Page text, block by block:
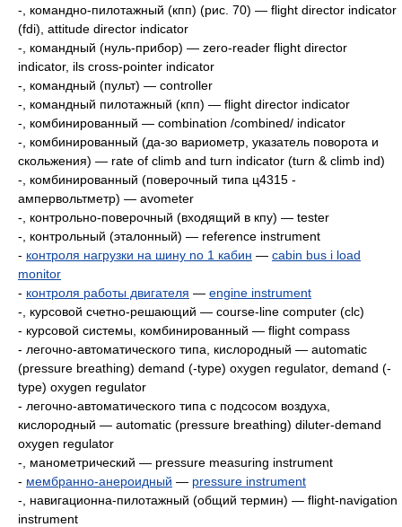
-, командно-пилотажный (кпп) (рис. 70) — flight director indicator
(fdi), attitude director indicator
-, командный (нуль-прибор) — zero-reader flight director
indicator, ils cross-pointer indicator
-, командный (пульт) — controller
-, командный пилотажный (кпп) — flight director indicator
-, комбинированный — combination /combined/ indicator
-, комбинированный (да-зо вариометр, указатель поворота и
скольжения) — rate of climb and turn indicator (turn & climb ind)
-, комбинированный (поверочный типа ц4315 -
ампервольтметр) — avometer
-, контрольно-поверочный (входящий в кпу) — tester
-, контрольный (эталонный) — reference instrument
- контроля нагрузки на шину no 1 кабин — cabin bus i load
monitor
- контроля работы двигателя — engine instrument
-, курсовой счетно-решающий — course-line computer (clc)
- курсовой системы, комбинированный — flight compass
- легочно-автоматического типа, кислородный — automatic
(pressure breathing) demand (-type) oxygen regulator, demand (-
type) oxygen regulator
- легочно-автоматического типa с подсосом воздуха,
кислородный — automatic (pressure breathing) diluter-demand
oxygen regulator
-, манометрический — pressure measuring instrument
- мембранно-анероидный — pressure instrument
-, навигационна-пилотажный (общий термин) — flight-navigation
instrument